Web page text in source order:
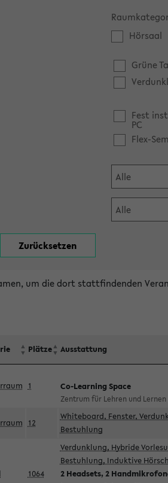
Hörsaal
Grüne
Fest
PC
Flex-
um die dort stattfindenden
Plätze Ausstattung
1 Co-Learning Space
Zentrum für Lehren und Lernen
12
Whiteboard, Fenster,
Bestuhlung
1064
Verdunklung, Hybride
Bestuhlung, Induktive
2 Headsets, 2